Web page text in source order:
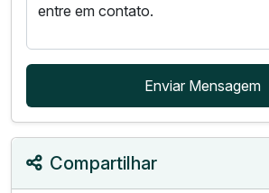
Enviar Mensagem
Compartilhar